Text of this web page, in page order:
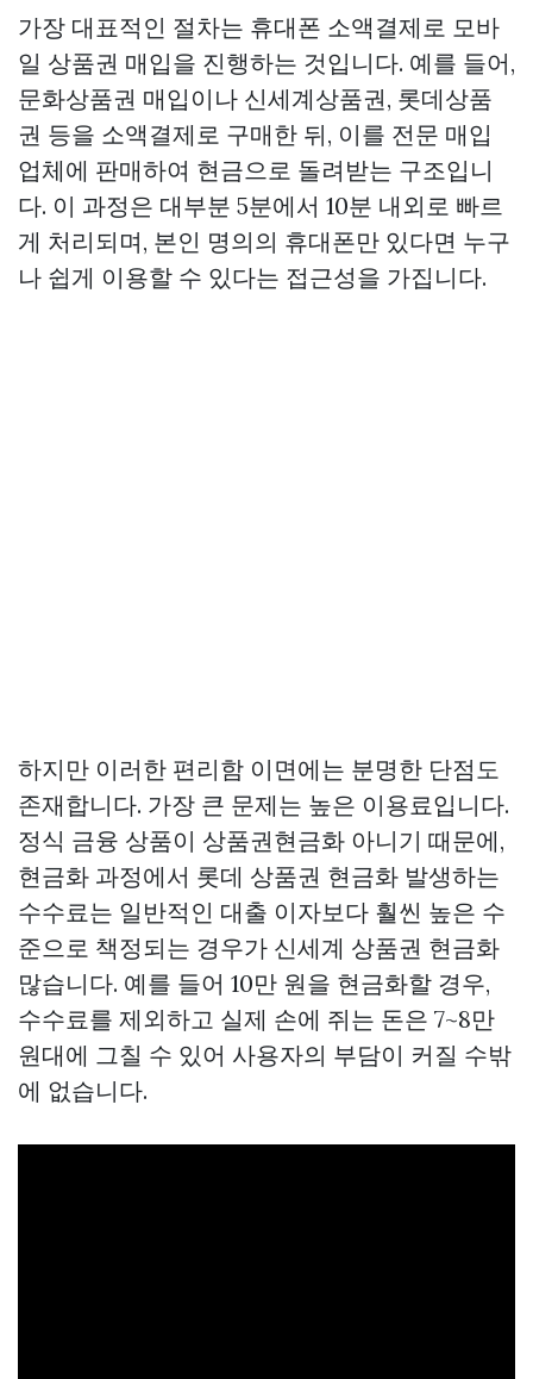
가장 대표적인 절차는 휴대폰 소액결제로 모바
일 상품권 매입을 진행하는 것입니다. 예를 들어,
문화상품권 매입이나 신세계상품권, 롯데상품
권 등을 소액결제로 구매한 뒤, 이를 전문 매입
업체에 판매하여 현금으로 돌려받는 구조입니
다. 이 과정은 대부분 5분에서 10분 내외로 빠르
게 처리되며, 본인 명의의 휴대폰만 있다면 누구
나 쉽게 이용할 수 있다는 접근성을 가집니다.
하지만 이러한 편리함 이면에는 분명한 단점도
존재합니다. 가장 큰 문제는 높은 이용료입니다.
정식 금융 상품이 상품권현금화 아니기 때문에,
현금화 과정에서 롯데 상품권 현금화 발생하는
수수료는 일반적인 대출 이자보다 훨씬 높은 수
준으로 책정되는 경우가 신세계 상품권 현금화
많습니다. 예를 들어 10만 원을 현금화할 경우,
수수료를 제외하고 실제 손에 쥐는 돈은 7~8만
원대에 그칠 수 있어 사용자의 부담이 커질 수밖
에 없습니다.